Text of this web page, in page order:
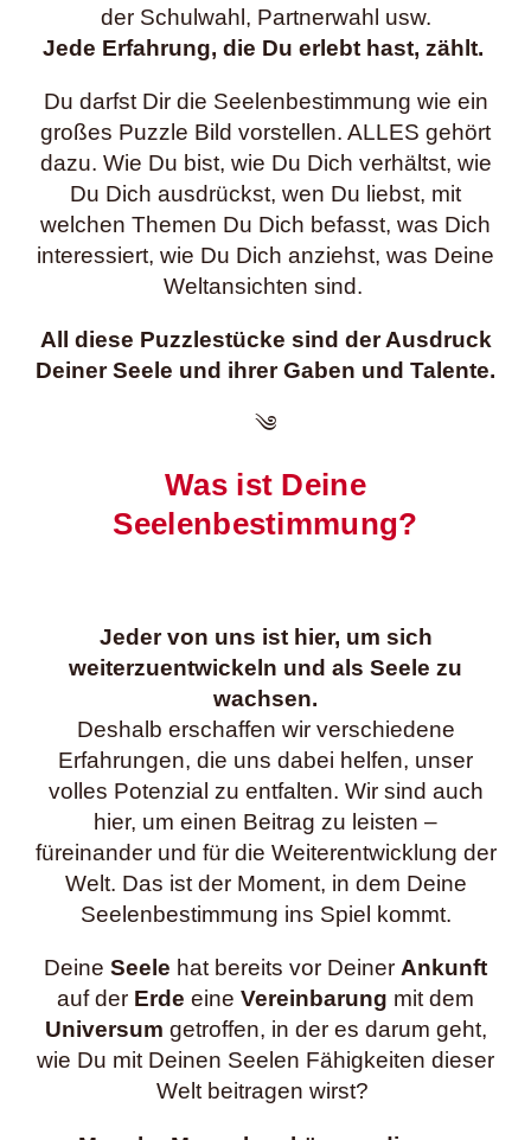
der Schulwahl, Partnerwahl usw.
Jede Erfahrung, die Du erlebt hast, zählt.
Du darfst Dir die Seelenbestimmung wie ein
großes Puzzle Bild vorstellen. ALLES gehört
dazu. Wie Du bist, wie Du Dich verhältst, wie
Du Dich ausdrückst, wen Du liebst, mit
welchen Themen Du Dich befasst, was Dich
interessiert, wie Du Dich anziehst, was Deine
Weltansichten sind.
All diese Puzzlestücke sind der Ausdruck
Deiner Seele und ihrer Gaben und Talente.
༄
Was ist Deine
Seelenbestimmung?
Jeder von uns ist hier, um sich
weiterzuentwickeln und als Seele zu
wachsen.
Deshalb erschaffen wir verschiedene
Erfahrungen, die uns dabei helfen, unser
volles Potenzial zu entfalten. Wir sind auch
hier, um einen Beitrag zu leisten –
füreinander und für die Weiterentwicklung der
Welt. Das ist der Moment, in dem Deine
Seelenbestimmung ins Spiel kommt.
Deine Seele hat bereits vor Deiner Ankunft
auf der Erde eine Vereinbarung mit dem
Universum getroffen, in der es darum geht,
wie Du mit Deinen Seelen Fähigkeiten dieser
Welt beitragen wirst?